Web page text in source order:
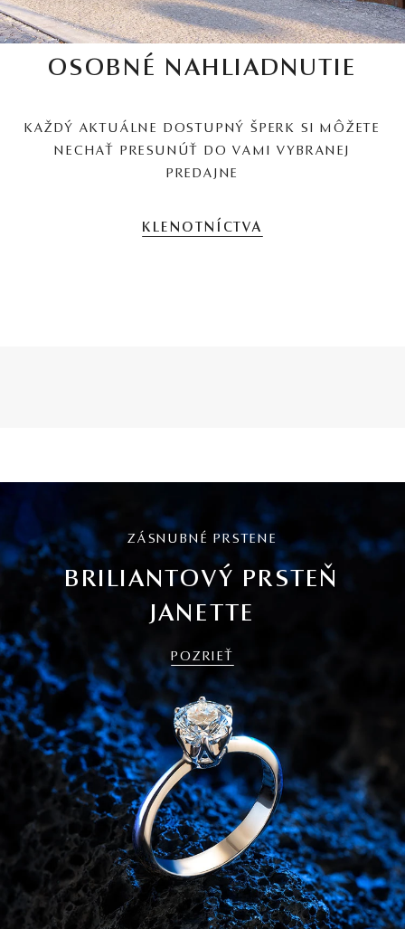
OSOBNÉ NAHLIADNUTIE
KAŽDÝ AKTUÁLNE DOSTUPNÝ ŠPERK SI MÔŽETE
NECHAŤ PRESUNÚŤ DO VAMI VYBRANEJ
PREDAJNE
KLENOTNÍCTVA
ZÁSNUBNÉ PRSTENE
BRILIANTOVÝ PRSTEŇ
JANETTE
POZRIEŤ